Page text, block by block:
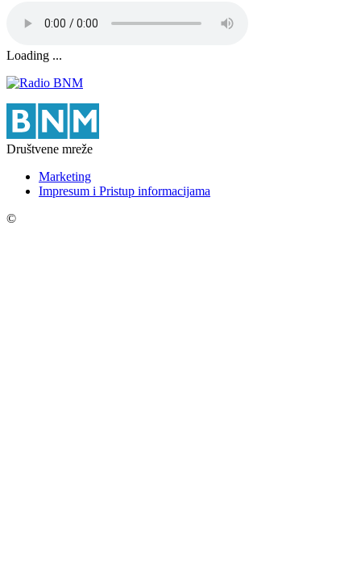
Loading ...
Društvene mreže
Marketing
Impresum i Pristup informacijama
©